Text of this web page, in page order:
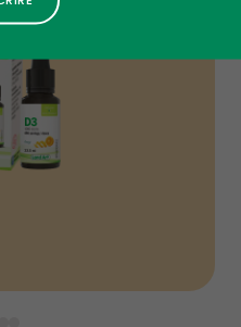
animale
de
pour favoriser
sa fixation aux os,
immunitaire